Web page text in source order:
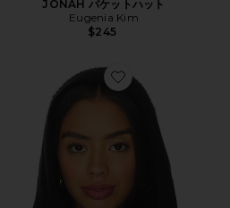
JONAH バケットハット
Eugenia Kim
$245
Favorite RUDI スヌード